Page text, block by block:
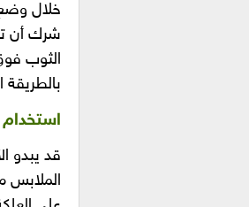
خلال
شرك أن
الثوب
بالطريقة
استخدام
قد يبدو
الملابس